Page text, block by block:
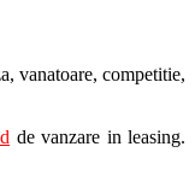
vanatoare, competitie,
de vanzare in leasing.